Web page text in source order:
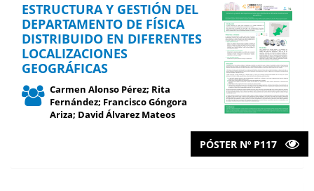
ESTRUCTURA Y GESTIÓN DEL
DEPARTAMENTO DE FÍSICA
DISTRIBUIDO EN DIFERENTES
LOCALIZACIONES
GEOGRÁFICAS
Carmen Alonso Pérez; Rita
Fernández; Francisco Góngora
Ariza; David Álvarez Mateos
PÓSTER Nº P117